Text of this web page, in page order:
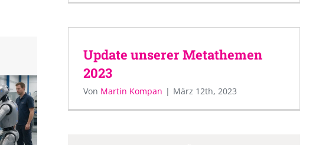
Update unserer Metathemen
2023
Von Martin Kompan | März 12th, 2023